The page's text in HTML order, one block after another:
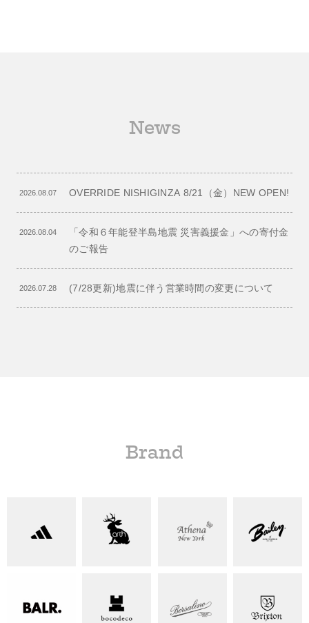
News
2026.08.07 OVERRIDE NISHIGINZA 8/21（金）NEW OPEN!
2026.08.04
「令和６年能登半島地震 災害義援金」への寄付金
のご報告
2026.07.28 (7/28更新)地震に伴う営業時間の変更について
Brand